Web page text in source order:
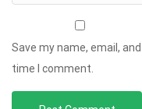
Save my name, email,
time I comment.